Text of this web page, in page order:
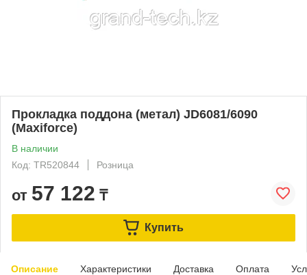
Прокладка поддона (метал) JD6081/6090
(Maxiforce)
В наличии
Код: TR520844
Розница
от 57 122 ₸
Купить
Описание Характеристики Доставка Оплата